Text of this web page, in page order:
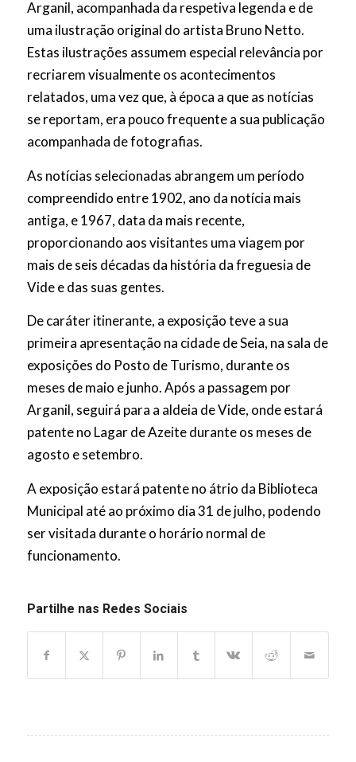
Arganil, acompanhada da respetiva legenda e de
uma ilustração original do artista Bruno Netto.
Estas ilustrações assumem especial relevância por
recriarem visualmente os acontecimentos
relatados, uma vez que, à época a que as notícias
se reportam, era pouco frequente a sua publicação
acompanhada de fotografias.
As notícias selecionadas abrangem um período
compreendido entre 1902, ano da notícia mais
antiga, e 1967, data da mais recente,
proporcionando aos visitantes uma viagem por
mais de seis décadas da história da freguesia de
Vide e das suas gentes.
De caráter itinerante, a exposição teve a sua
primeira apresentação na cidade de Seia, na sala de
exposições do Posto de Turismo, durante os
meses de maio e junho. Após a passagem por
Arganil, seguirá para a aldeia de Vide, onde estará
patente no Lagar de Azeite durante os meses de
agosto e setembro.
A exposição estará patente no átrio da Biblioteca
Municipal até ao próximo dia 31 de julho, podendo
ser visitada durante o horário normal de
funcionamento.
Partilhe nas Redes Sociais